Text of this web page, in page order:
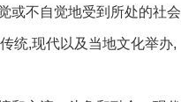
或不自觉地受到所处的社会
统,现代以及当地文化举办,